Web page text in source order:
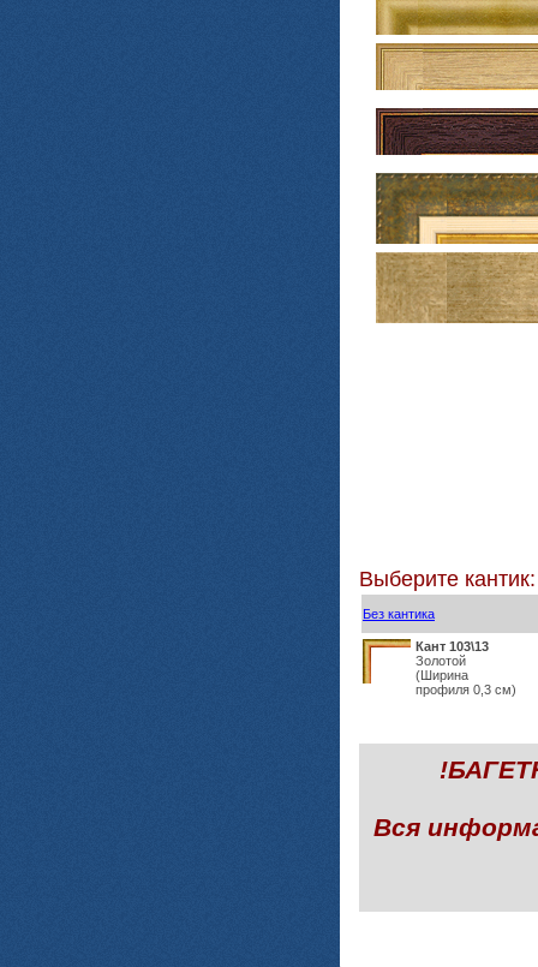
Выберите кантик:
Без кантика
Кант 103\13
Золотой
(Ширина
профиля 0,3 см)
Вся